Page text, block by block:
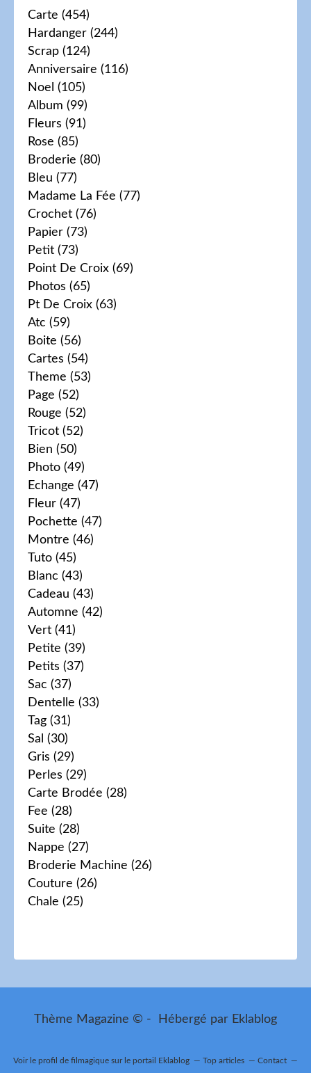
Carte (454)
Hardanger (244)
Scrap (124)
Anniversaire (116)
Noel (105)
Album (99)
Fleurs (91)
Rose (85)
Broderie (80)
Bleu (77)
Madame La Fée (77)
Crochet (76)
Papier (73)
Petit (73)
Point De Croix (69)
Photos (65)
Pt De Croix (63)
Atc (59)
Boite (56)
Cartes (54)
Theme (53)
Page (52)
Rouge (52)
Tricot (52)
Bien (50)
Photo (49)
Echange (47)
Fleur (47)
Pochette (47)
Montre (46)
Tuto (45)
Blanc (43)
Cadeau (43)
Automne (42)
Vert (41)
Petite (39)
Petits (37)
Sac (37)
Dentelle (33)
Tag (31)
Sal (30)
Gris (29)
Perles (29)
Carte Brodée (28)
Fee (28)
Suite (28)
Nappe (27)
Broderie Machine (26)
Couture (26)
Chale (25)
Thème Magazine © - Hébergé par Eklablog
Voir le profil de filmagique sur le portail Eklablog Top articles Contact